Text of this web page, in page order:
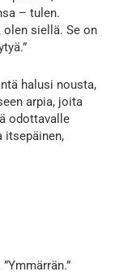
– tulen.
siellä. Se on
halusi nousta,
arpia, joita
odottavalle
itsepäinen,